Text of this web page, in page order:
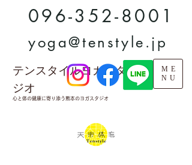
テンスタイルヨガスタ
ジオ
心と体の健康に寄り添う熊本のヨガスタジオ
ME
NU
096-352-8001
yoga@tenstyle.jp